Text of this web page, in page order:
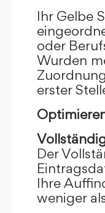
Ihr Gelbe
oder
Wurden
erster
Der
Ihre
weniger